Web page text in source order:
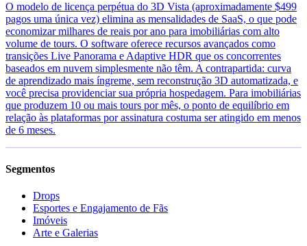
O modelo de licença perpétua do 3D Vista (aproximadamente $499
pagos uma única vez) elimina as mensalidades de SaaS, o que pode
economizar milhares de reais por ano para imobiliárias com alto
volume de tours. O software oferece recursos avançados como
transições Live Panorama e Adaptive HDR que os concorrentes
baseados em nuvem simplesmente não têm. A contrapartida: curva
de aprendizado mais íngreme, sem reconstrução 3D automatizada, e
você precisa providenciar sua própria hospedagem. Para imobiliárias
que produzem 10 ou mais tours por mês, o ponto de equilíbrio em
relação às plataformas por assinatura costuma ser atingido em menos
de 6 meses.
Segmentos
Drops
Esportes e Engajamento de Fãs
Imóveis
Arte e Galerias